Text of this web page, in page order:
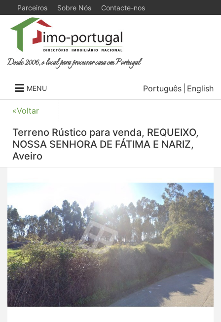
Parceiros Sobre Nós Contacte-nos
Desde 2006, o local para procurar casa em Portugal
MENU Português English
«Voltar
Terreno Rústico para venda, REQUEIXO,
NOSSA SENHORA DE FÁTIMA E NARIZ,
Aveiro